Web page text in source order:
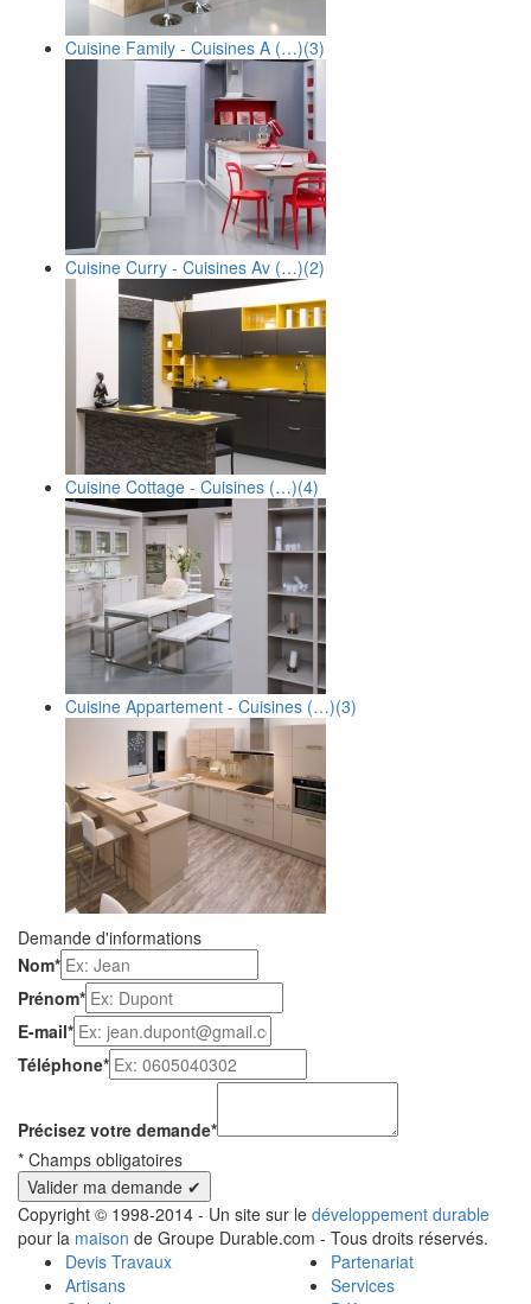
Cuisine Family - Cuisines A (…)(3)
Cuisine Curry - Cuisines Av (…)(2)
Cuisine Cottage - Cuisines (…)(4)
Cuisine Appartement - Cuisines (…)(3)
Demande d'informations
Nom*
Prénom*
E-mail*
Téléphone*
Précisez votre demande*
* Champs obligatoires
Copyright © 1998-2014 - Un site sur le développement durable
pour la maison de Groupe Durable.com - Tous droits réservés.
Devis Travaux
Artisans
Partenariat
Services